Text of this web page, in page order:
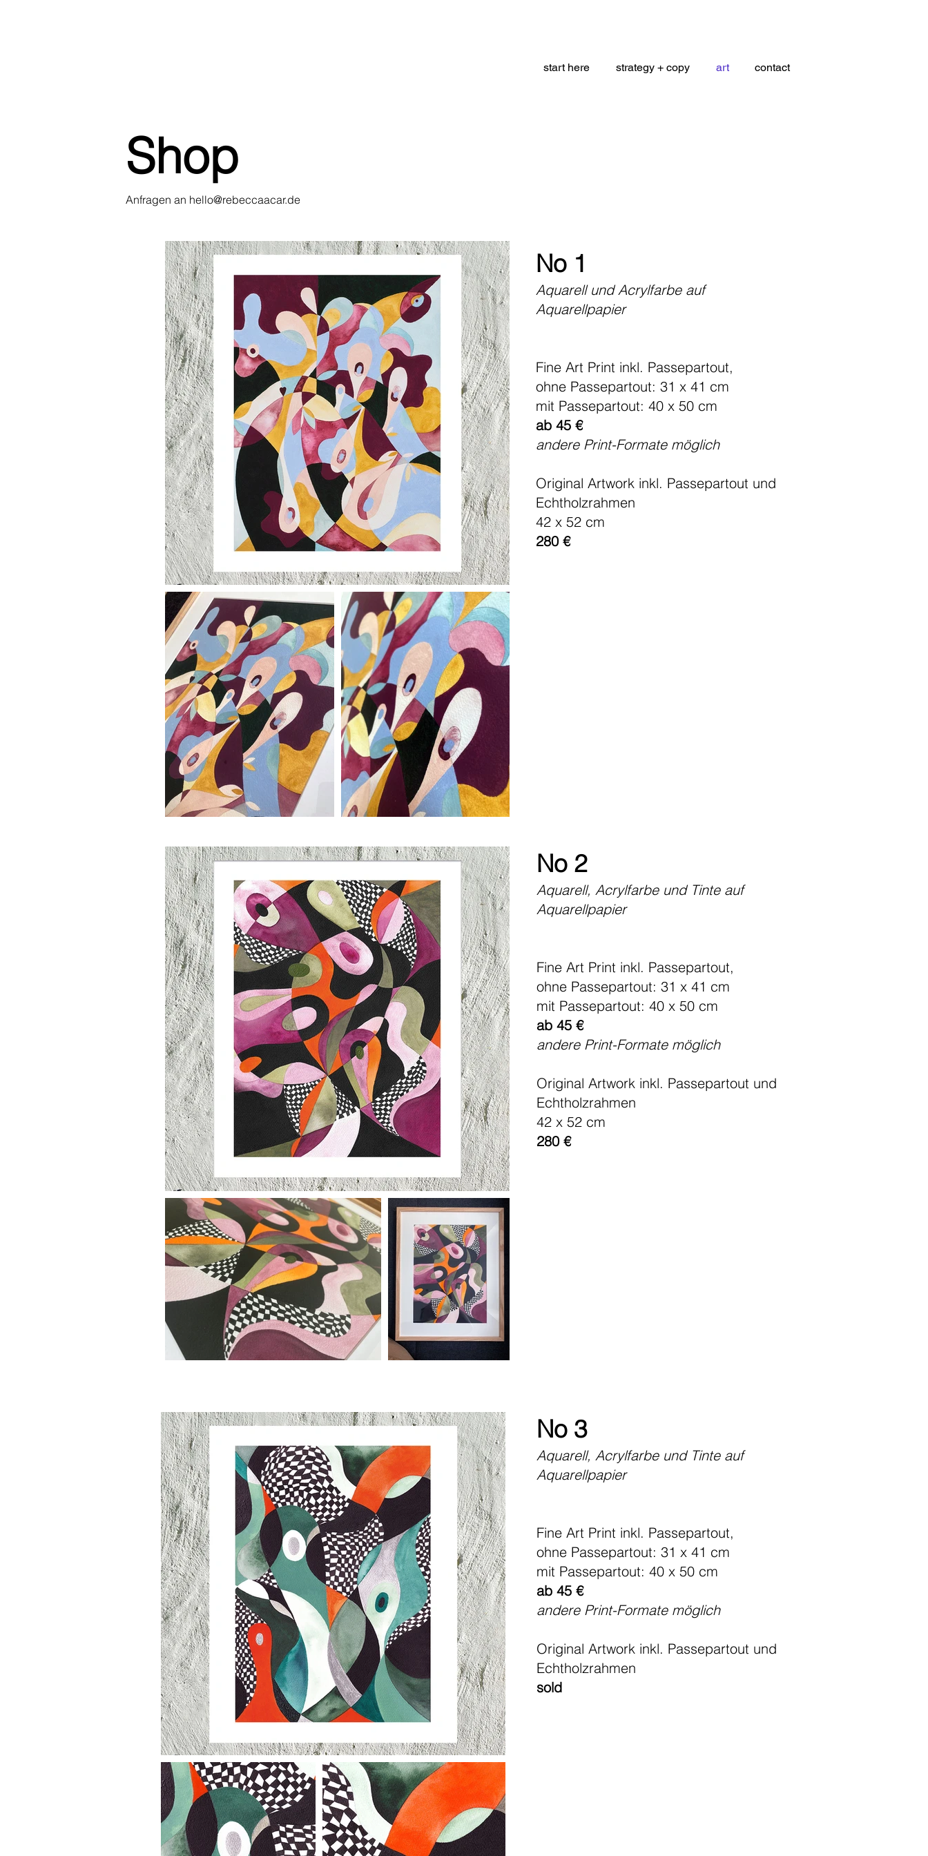
start here strategy + copy art contact
Shop
Anfragen an hello@rebeccaacar.de
No 1
Aquarell und Acrylfarbe auf
Aquarellpapier
Fine Art Print inkl. Passepartout,
ohne Passepartout: 31 x 41 cm
mit Passepartout: 40 x 50 cm
ab 45 €
andere Print-Formate möglich
Original Artwork inkl. Passepartout und
Echtholzrahmen
42 x 52 cm
280 €
No 2
Aquarell, Acrylfarbe und Tinte auf
Aquarellpapier
Fine Art Print inkl. Passepartout,
ohne Passepartout: 31 x 41 cm
mit Passepartout: 40 x 50 cm
ab 45 €
andere Print-Formate möglich
Original Artwork inkl. Passepartout und
Echtholzrahmen
42 x 52 cm
280 €
No 3
Aquarell, Acrylfarbe und Tinte auf
Aquarellpapier
Fine Art Print inkl. Passepartout,
ohne Passepartout: 31 x 41 cm
mit Passepartout: 40 x 50 cm
ab 45 €
andere Print-Formate möglich
Original Artwork inkl. Passepartout und
Echtholzrahmen
sold